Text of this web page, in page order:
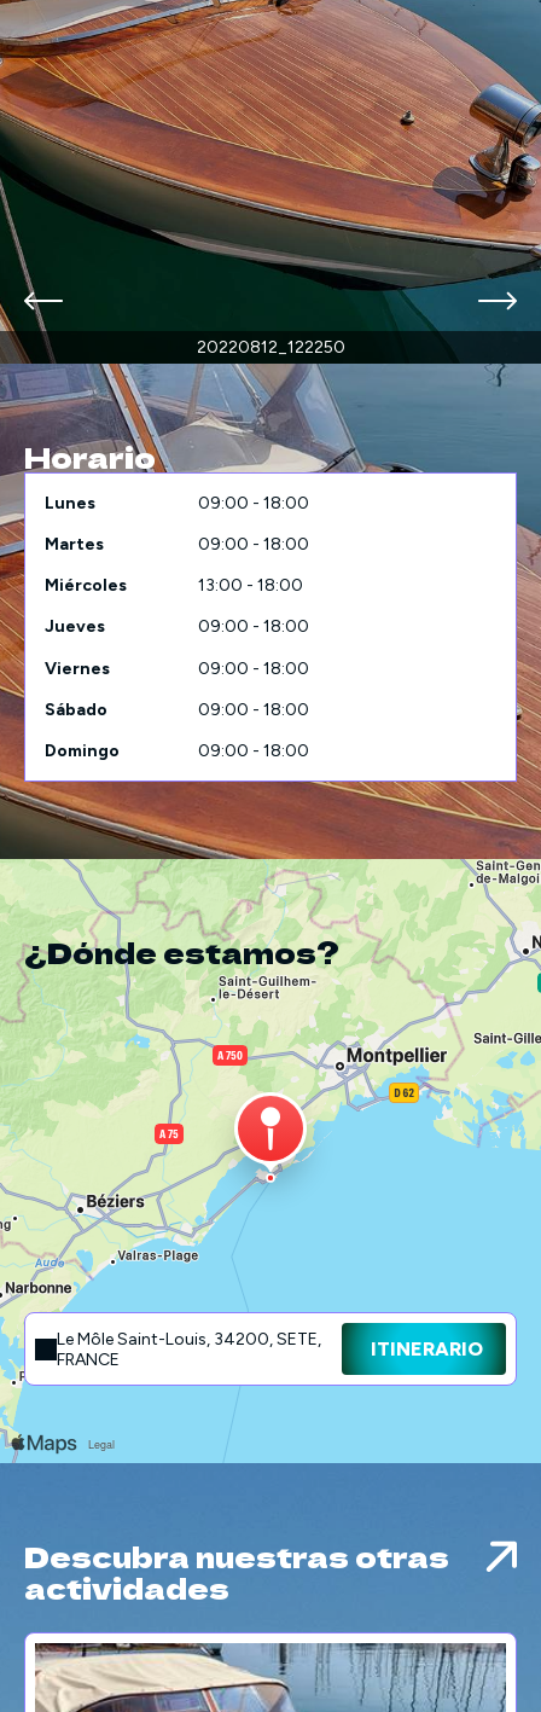
20220812_122250
Horario
Lunes 09:00 - 18:00
Martes 09:00 - 18:00
Miércoles 13:00 - 18:00
Jueves 09:00 - 18:00
Viernes 09:00 - 18:00
Sábado 09:00 - 18:00
Domingo 09:00 - 18:00
¿Dónde estamos?
Le Môle Saint-Louis, 34200, SETE,
FRANCE
ITINERARIO
Descubra nuestras otras
actividades